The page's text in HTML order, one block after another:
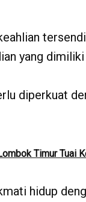
yang
diperkuat
Timur Tuai
hidup